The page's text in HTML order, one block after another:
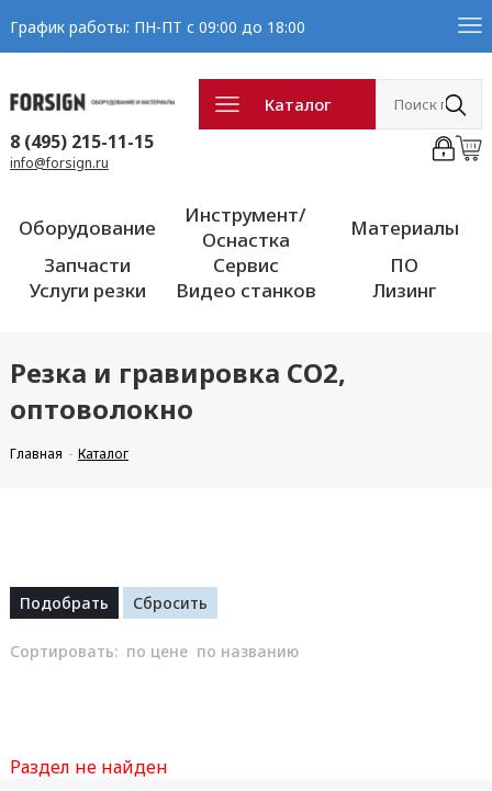
График работы: ПН-ПТ с 09:00 до 18:00
Каталог
8 (495) 215-11-15
info@forsign.ru
Оборудование
Инструмент/
Оснастка
Материалы
Запчасти
Сервис
ПО
Услуги резки
Видео станков Лизинг
Резка и гравировка CO2,
оптоволокно
Главная Каталог
Сортировать: по цене по названию
Раздел не найден